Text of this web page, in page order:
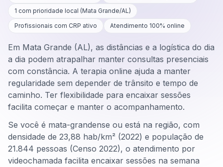
1 com prioridade local (Mata Grande/AL)
Profissionais com CRP ativo
Atendimento 100% online
Em Mata Grande (AL), as distâncias e a logística do dia
a dia podem atrapalhar manter consultas presenciais
com constância. A terapia online ajuda a manter
regularidade sem depender de trânsito e tempo de
caminho. Ter flexibilidade para encaixar sessões
facilita começar e manter o acompanhamento.
Se você é mata-grandense ou está na região, com
densidade de 23,88 hab/km² (2022) e população de
21.844 pessoas (Censo 2022), o atendimento por
videochamada facilita encaixar sessões na semana